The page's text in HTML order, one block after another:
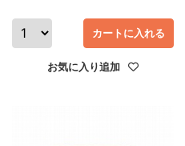
カートに入れる
お気に入り追加